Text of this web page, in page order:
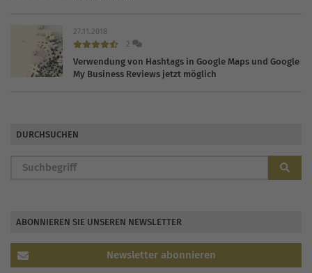
27.11.2018
2
Verwendung von Hashtags in Google Maps und Google
My Business Reviews jetzt möglich
DURCHSUCHEN
ABONNIEREN SIE UNSEREN NEWSLETTER
Newsletter abonnieren